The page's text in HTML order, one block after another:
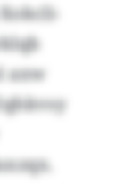
axw